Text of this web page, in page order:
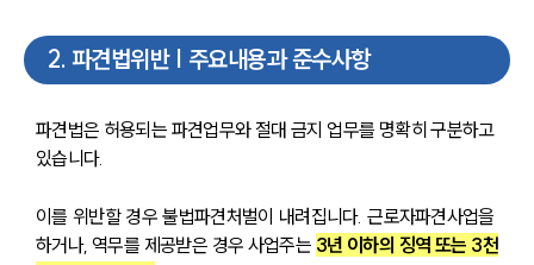
2. 파견법위반 | 주요내용과 준수사항
파견법은 허용되는 파견업무와 절대 금지 업무를 명확히 구분하고
있습니다.
이를 위반할 경우 불법파견처벌이 내려집니다. 근로자파견사업을
하거나, 역무를 제공받은 경우 사업주는 3년 이하의 징역 또는 3천